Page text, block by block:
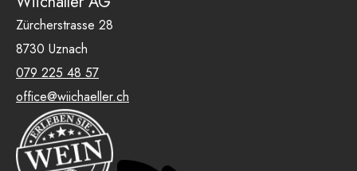
Zürcherstrasse 28
8730 Uznach
079 225 48 57
office@wiichaeller.ch